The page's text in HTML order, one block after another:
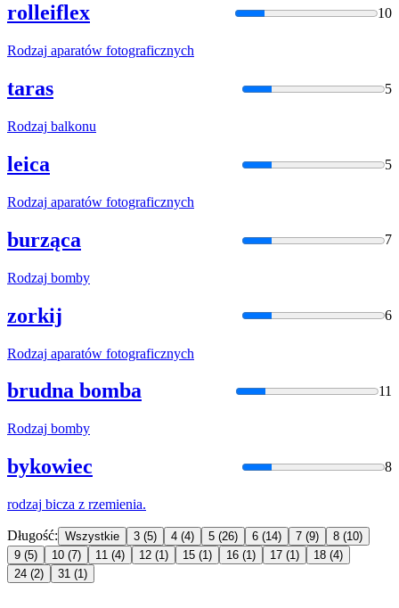
rolleiflex 10
Rodzaj aparatów fotograficznych
taras 5
Rodzaj balkonu
leica 5
Rodzaj aparatów fotograficznych
burząca 7
Rodzaj bomby
zorkij 6
Rodzaj aparatów fotograficznych
brudna bomba 11
Rodzaj bomby
bykowiec 8
rodzaj bicza z rzemienia.
Długość: Wszystkie 3 (5) 4 (4) 5 (26) 6 (14) 7 (9) 8 (10)
9 (5) 10 (7) 11 (4) 12 (1) 15 (1) 16 (1) 17 (1) 18 (4)
24 (2) 31 (1)